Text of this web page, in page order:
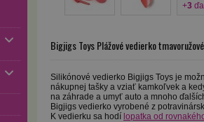
+3
Bigjigs Toys Plážové vedierko tmavoružové
Silikónové vedierko Bigjigs Toys je
nákupnej tašky a vziať kamkoľvek a
na záhrade a umyť auto a mnoho
Bigjigs vedierko vyrobené z
K vedierku sa hodí lopatka od